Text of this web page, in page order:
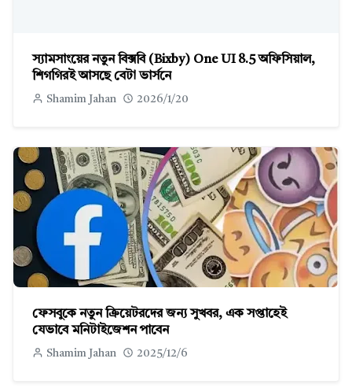
স্যামসাংয়ের নতুন বিক্সবি (Bixby) One UI 8.5 অফিসিয়াল,
শিগগিরই আসছে বেটা ভার্সনে
Shamim Jahan 2026/1/20
ফেসবুকে নতুন ক্রিয়েটরদের জন্য সুখবর, এক সপ্তাহেই
যেভাবে মনিটাইজেশন পাবেন
Shamim Jahan 2025/12/6